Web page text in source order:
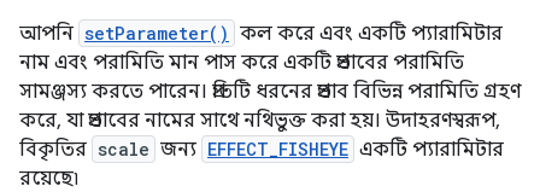
আপনি setParameter() কল করে এবং একটি প্যারামিটার
নাম এবং পরামিতি মান পাস করে একটি প্রভাবের পরামিতি
সামঞ্জস্য করতে পারেন। প্রতিটি ধরনের প্রভাব বিভিন্ন পরামিতি গ্রহণ
করে, যা প্রভাবের নামের সাথে নথিভুক্ত করা হয়। উদাহরণস্বরূপ,
বিকৃতির scale জন্য EFFECT_FISHEYE একটি প্যারামিটার
রয়েছে৷